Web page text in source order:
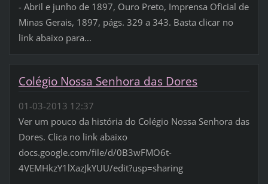
- Abril e junho de 1897, Ouro Preto, Imprensa Oficial de
Minas Gerais, 1897, págs. 329 a 343. Basta clicar no
link abaixo para...
Colégio Nossa Senhora das Dores
01-03-2013 12:37
Ver um pouco da história do Colégio Nossa Senhora das
Dores. Clica no link abaixo
docs.google.com/file/d/0B3wFMO6t-
4VEMHkzY1lXazJkYUU/edit?usp=sharing